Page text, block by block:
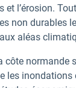
l’érosion.
non durables
aléas
côte
les inondations